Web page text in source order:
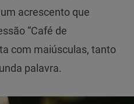
acrescento que
“Café de
com maiúsculas, tanto
palavra.